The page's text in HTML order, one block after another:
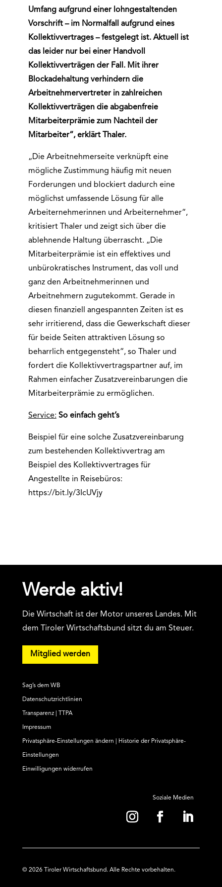
Umfang aufgrund einer lohngestaltenden
Vorschrift – im Normalfall aufgrund eines
Kollektivvertrages – festgelegt ist. Aktuell ist
das leider nur bei einer Handvoll
Kollektivverträgen der Fall. Mit ihrer
Blockadehaltung verhindern die
Arbeitnehmervertreter in zahlreichen
Kollektivverträgen die abgabenfreie
Mitarbeiterprämie zum Nachteil der
Mitarbeiter“, erklärt Thaler.
„Die Arbeitnehmerseite verknüpft eine
mögliche Zustimmung häufig mit neuen
Forderungen und blockiert dadurch eine
möglichst umfassende Lösung für alle
Arbeiternehmerinnen und Arbeiternehmer“,
kritisiert Thaler und zeigt sich über die
ablehnende Haltung überrascht. „Die
Mitarbeiterprämie ist ein effektives und
unbürokratisches Instrument, das voll und
ganz den Arbeitnehmerinnen und
Arbeitnehmern zugutekommt. Gerade in
diesen finanziell angespannten Zeiten ist es
sehr irritierend, dass die Gewerkschaft dieser
für beide Seiten attraktiven Lösung so
beharrlich entgegensteht“, so Thaler und
fordert die Kollektivvertragspartner auf, im
Rahmen einfacher Zusatzvereinbarungen die
Mitarbeiterprämie zu ermöglichen.
Service: So einfach geht’s
Beispiel für eine solche Zusatzvereinbarung
zum bestehenden Kollektivvertrag am
Beispiel des Kollektivvertrages für
Angestellte in Reisebüros:
https://bit.ly/3IcUVjy
Werde aktiv!
Die Wirtschaft ist der Motor unseres Landes. Mit
dem Tiroler Wirtschaftsbund sitzt du am Steuer.
Mitglied werden
Sag’s dem WB
Datenschutzrichtlinien
Transparenz | TTPA
Impressum
Privatsphäre-Einstellungen ändern Historie der Privatsphäre-
Einstellungen
Einwilligungen widerrufen
Soziale Medien
© 2026 Tiroler Wirtschaftsbund. Alle Rechte vorbehalten.